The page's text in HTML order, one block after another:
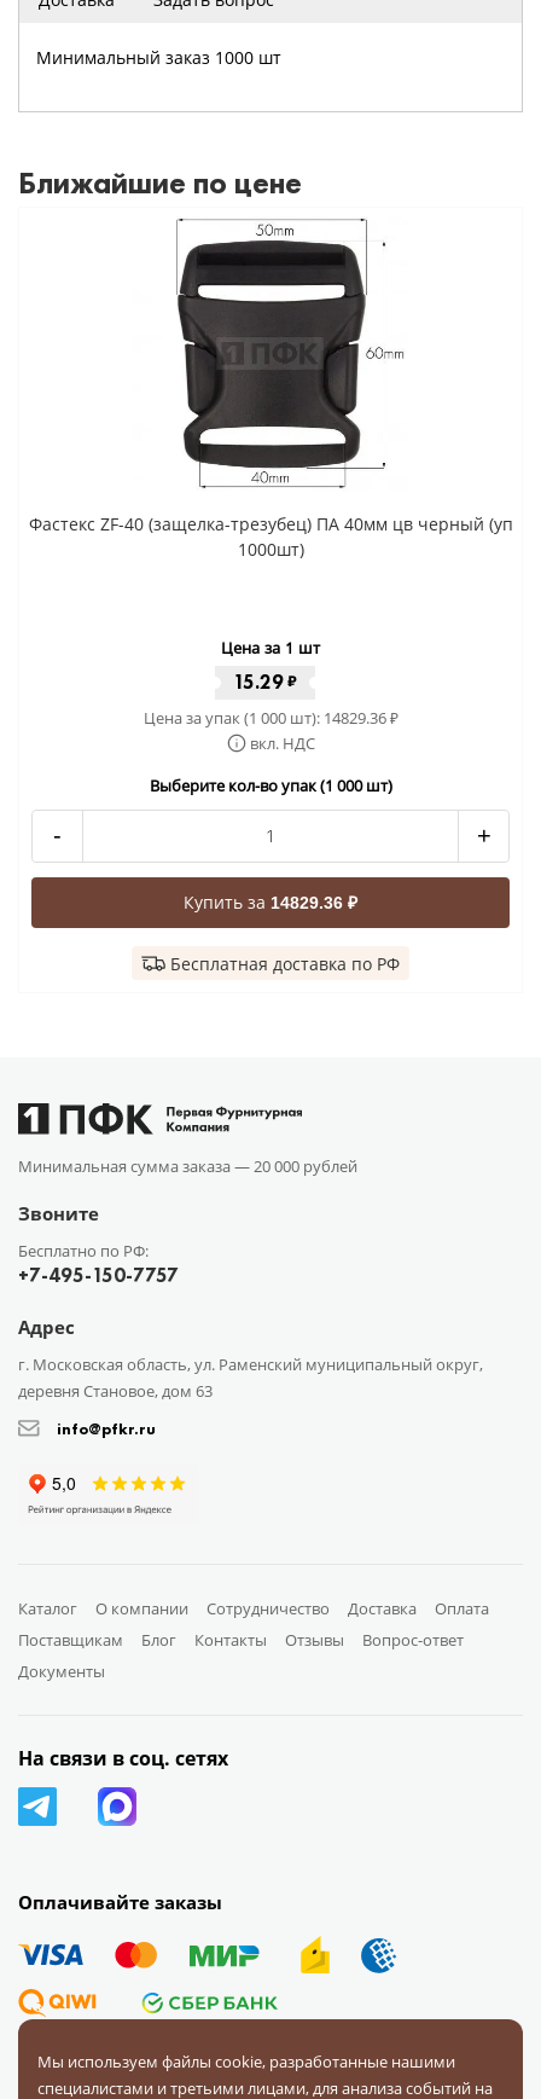
Минимальный заказ 1000 шт
Ближайшие по цене
Фастекс ZF-40 (защелка-трезубец) ПА 40мм цв черный (уп
1000шт)
Цена за 1 шт
15.29 ₽
Цена за упак (1 000 шт): 14829.36₽
вкл. НДС
Выберите кол-во упак (1 000 шт)
- +
Купить за 14829.36 ₽
Бесплатная доставка по РФ
Минимальная сумма заказа — 20 000 рублей
Звоните
Бесплатно по РФ:
+7-495-150-7757
Адрес
г. Московская область, ул. Раменский муниципальный округ,
деревня Становое, дом 63
info@pfkr.ru
Каталог О компании Сотрудничество Доставка
Оплата
Поставщикам
Блог Контакты Отзывы
Вопрос-ответ
Документы
Оплачивайте заказы
На связи в соц. сетях
Мы используем файлы cookie, разработанные нашими
специалистами и третьими лицами, для анализа событий на